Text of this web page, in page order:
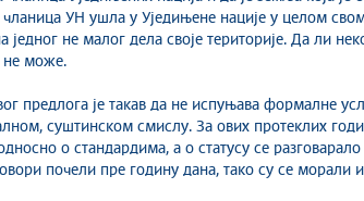
УН ушла у Уједињене нације у целом
једног не малог дела своје територије. Да ли
не може.
предлога је такав да не испуњава формалне
суштинском смислу. За ових протеклих
о стандардима, а о статусу се
почели пре годину дана, тако су се морали